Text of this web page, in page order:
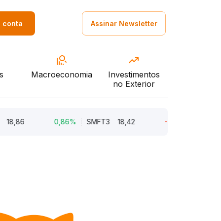
conta Assinar Newsletter
Macroeconomia
Investimentos
no Exterior
18,86 0,86% SMFT3 18,42 -7,62%